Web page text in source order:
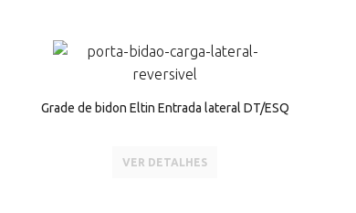
Grade de bidon Eltin Entrada lateral DT/ESQ
VER DETALHES